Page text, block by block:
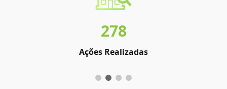
278
Ações Realizadas